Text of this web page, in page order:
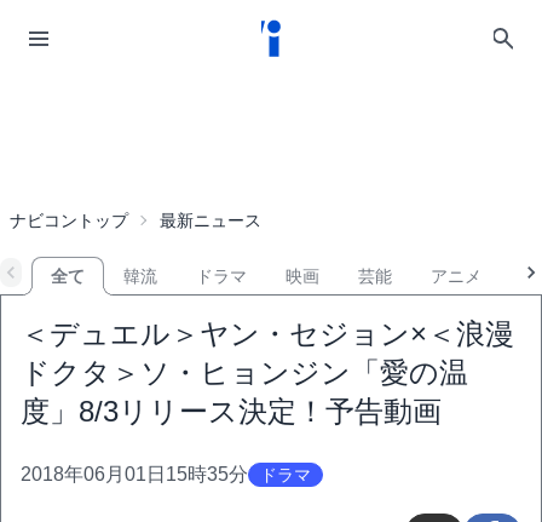
ナビコントップ 最新ニュース
全て 韓流 ドラマ 映画 芸能 アニメ
＜デュエル＞ヤン・セジョン×＜浪漫
ドクタ＞ソ・ヒョンジン「愛の温
度」8/3リリース決定！予告動画
2018年06月01日15時35分 ドラマ